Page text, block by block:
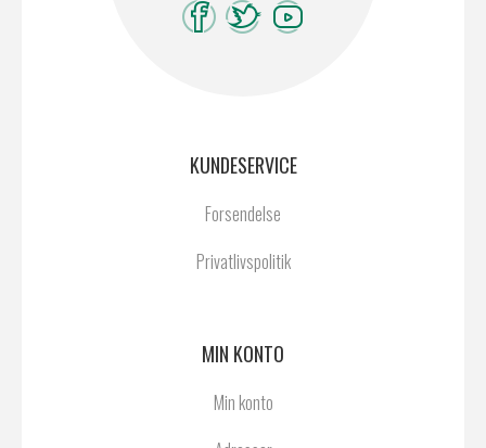
KUNDESERVICE
Forsendelse
Privatlivspolitik
MIN KONTO
Min konto